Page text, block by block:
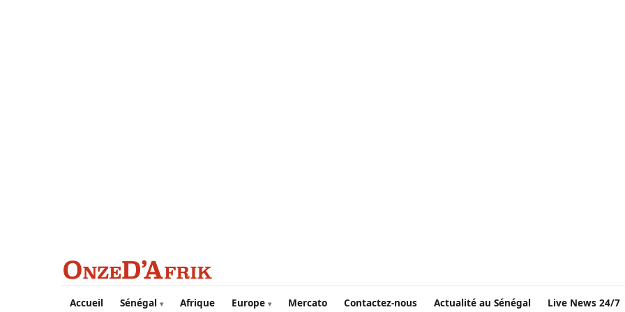
Aller au contenu principal
Accueil Sénégal Afrique Europe Mercato Contactez-nous Actualité au Sénégal Live News 24/7